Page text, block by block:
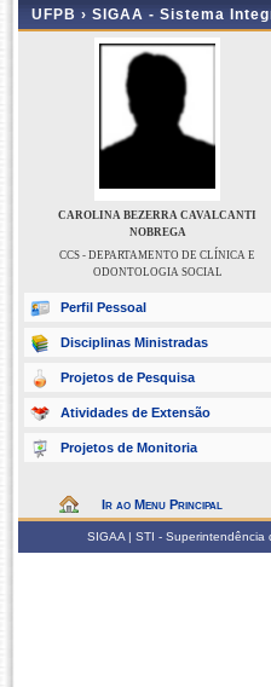
UFPB › SIGAA - Sistema
CAROLINA BEZERRA CAVALCANTI
NOBREGA
CCS - DEPARTAMENTO DE CLÍNICA E
ODONTOLOGIA SOCIAL
Perfil Pessoal
Disciplinas Ministradas
Projetos de Pesquisa
Atividades de Extensão
Projetos de Monitoria
Ir ao Menu Principal
SIGAA | STI -